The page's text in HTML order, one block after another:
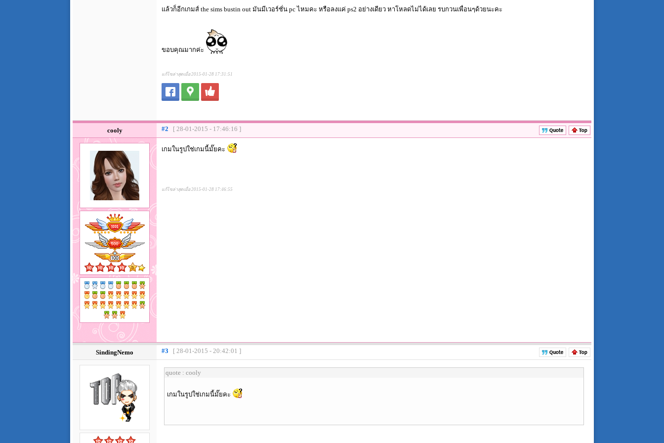
แล้วก็อีกเกมส์ the sims bustin out มันมีเวอร์ชั่น pc ไหมคะ หรือลงแค่ ps2 อย่างเดียว หาโหลดไม่ได้เลย รบกวนเพื่อนๆด้วยนะคะ
ขอบคุณมากค่ะ
แก้ไขล่าสุดเมื่อ 2015-01-28 17:31:51
cooly #2 [ 28-01-2015 - 17:46:16 ]
เกมในรูปใช่เกมนี้มั๊ยคะ
แก้ไขล่าสุดเมื่อ 2015-01-28 17:46:55
SindingNemo #3 [ 28-01-2015 - 20:42:01 ]
quote : cooly
เกมในรูปใช่เกมนี้มั๊ยคะ